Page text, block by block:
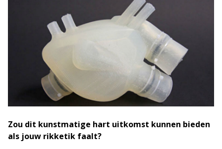
Zou dit kunstmatige hart uitkomst kunnen bieden
als jouw rikketik faalt?